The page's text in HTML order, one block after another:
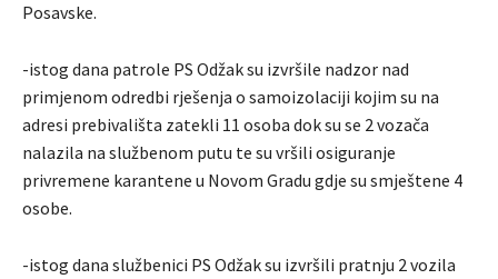
Posavske.
-istog dana patrole PS Odžak su izvršile nadzor nad
primjenom odredbi rješenja o samoizolaciji kojim su na
adresi prebivališta zatekli 11 osoba dok su se 2 vozača
nalazila na službenom putu te su vršili osiguranje
privremene karantene u Novom Gradu gdje su smještene 4
osobe.
-istog dana službenici PS Odžak su izvršili pratnju 2 vozila